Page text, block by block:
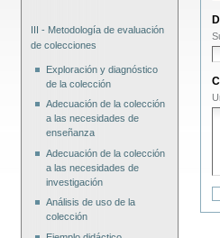
III - Metodología de evaluación
de colecciones
Exploración y diagnóstico
de la colección
Adecuación de la colección
a las necesidades de
enseñanza
Adecuación de la colección
a las necesidades de
investigación
Análisis de uso de la
colección